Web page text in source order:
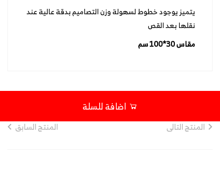
يتميز يوجود خطوط لسهولة وزن التصاميم بدقة عالية عند
نقلها بعد القص
مقاس 30*100 سم
اضافة للسلة
المنتج التالى المنتج السابق